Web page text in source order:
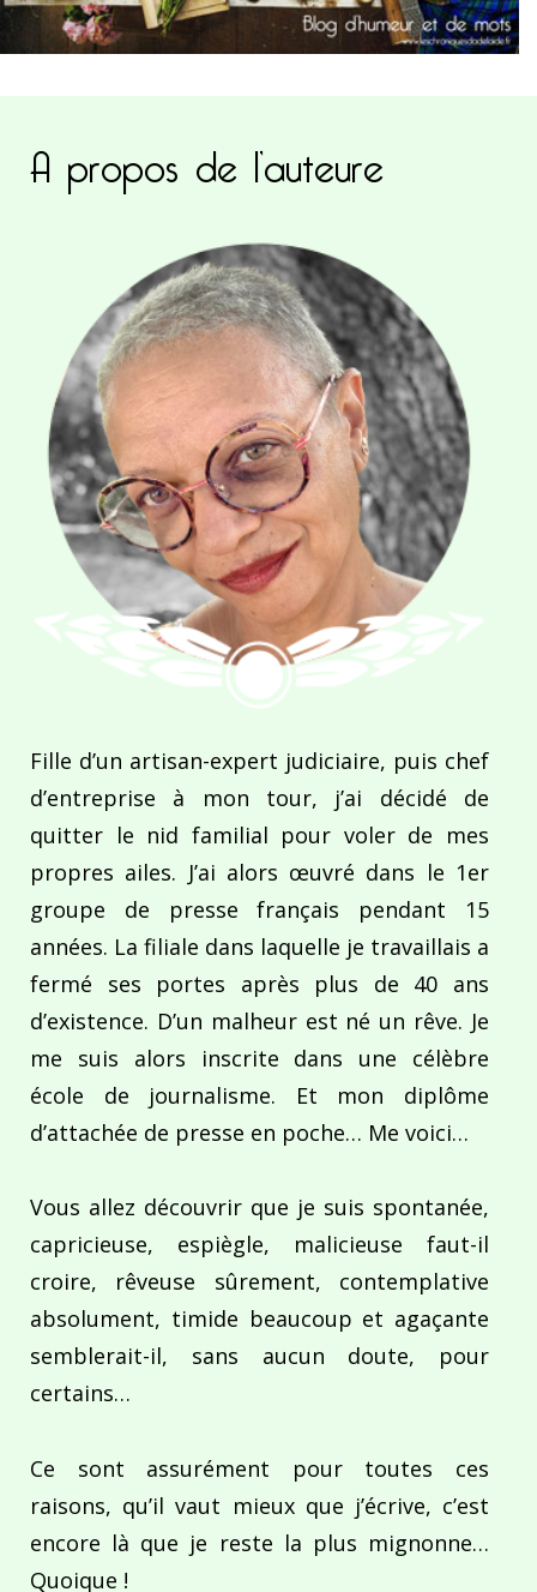
A propos de l’auteure
Fille d’un artisan-expert judiciaire, puis chef
d’entreprise à mon tour, j’ai décidé de
quitter le nid familial pour voler de mes
propres ailes. J’ai alors œuvré dans le 1er
groupe de presse français pendant 15
années. La filiale dans laquelle je travaillais a
fermé ses portes après plus de 40 ans
d’existence. D’un malheur est né un rêve. Je
me suis alors inscrite dans une célèbre
école de journalisme. Et mon diplôme
d’attachée de presse en poche… Me voici…
Vous allez découvrir que je suis spontanée,
capricieuse, espiègle, malicieuse faut-il
croire, rêveuse sûrement, contemplative
absolument, timide beaucoup et agaçante
semblerait-il, sans aucun doute, pour
certains…
Ce sont assurément pour toutes ces
raisons, qu’il vaut mieux que j’écrive, c’est
encore là que je reste la plus mignonne…
Quoique !